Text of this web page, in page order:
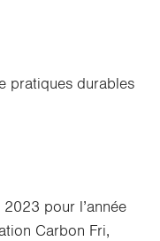
pratiques durables
pour l’année
Carbon Fri,